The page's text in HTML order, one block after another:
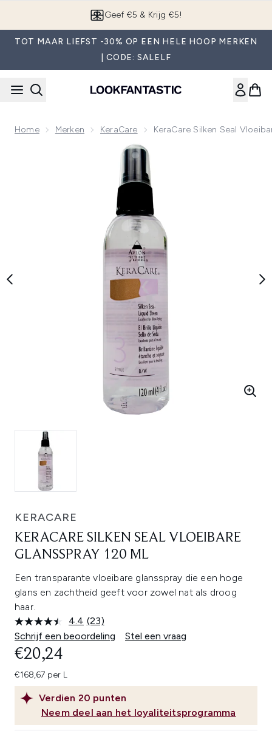
App downloaden
TOT MAAR LIEFST -30% OP EEN HELE HOOP MERKEN
| CODE: SALELF
Home Merken KeraCare KeraCare Silken Seal
Now showing image 1 KeraCare Silken Seal Vloeibare
KERACARE
KERACARE SILKEN SEAL VLOEIBARE
GLANSSPRAY 120 ML
Een transparante vloeibare glansspray die een hoge
glans en zachtheid geeft voor zowel nat als droog
haar.
4.4 Lees
23
beoordelingen.
(23)
Schrijf een beoordeling
Stel een vraag
Verdien 20 punten
Neem deel aan het loyaliteitsprogramma
€20,24
€168,67 per L